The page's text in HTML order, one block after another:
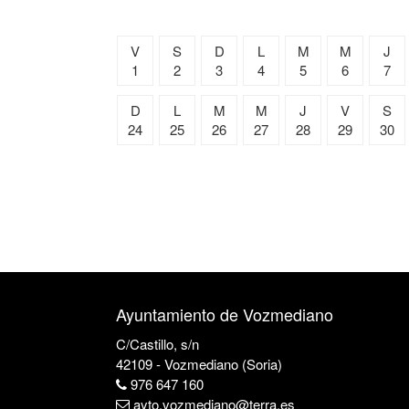
V
1
S
2
D
3
L
4
M
5
M
6
J
7
D
24
L
25
M
26
M
27
J
28
V
29
S
30
Ayuntamiento de Vozmediano
C/Castillo, s/n
42109 - Vozmediano (Soria)
976 647 160
ayto.vozmediano@terra.es